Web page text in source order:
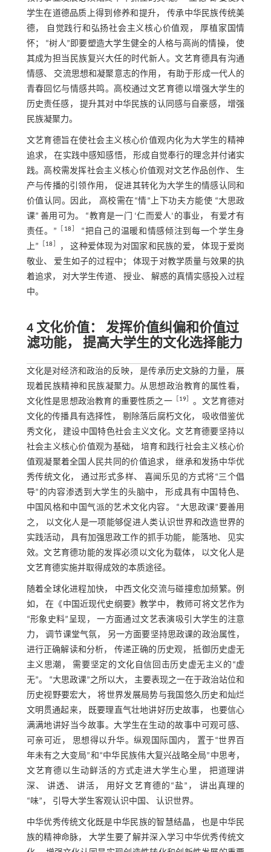
学生在道德品质上得到修养和提升， 传承中华民族传统美
德， 自觉践行和弘扬社会主义核心价值观， 厚植家国情
怀； “树人”即要塑造大学生健全的人格与高尚的情操， 使
其成为担当民族复兴大任的时代新人。文艺育德具有沟通
情感、 交流思想和凝聚意志的作用， 有助于形成一代人的
青春回忆与情感共鸣。高校通过文艺育德以增强大学生的
历史责任感， 提升其对中华民族的认同感与自豪感， 增强
民族凝聚力。
文艺育德旨在使社会主义核心价值观内化为大学生的精神
追求， 在实践中感知感悟， 形成自觉奉行的理念并付诸实
践。高校需发挥社会主义核心价值观对文艺作品创作、 生
产与传播的引领作用， 促进其转化为大学生的情感认同和
价值认同。因此， 高校需在“情”上下功夫方能使 “大思政
课” 善用可为。 “教育是一门 ‘仁而爱人’的事业， 有爱才有
责任。”
18
“把自己的温暖和情感倾注到每一个学生身
上”
18
， 这种爱体现为对国家和民族的爱， 体现于爱岗
敬业、 爱生如子的过程中； 体现于对教学质量与效果的执
着追求， 对大学生传道、 授业、 解惑的真情实感投入过程
中。
4 文化价值： 发挥价值纠偏和价值过
滤功能， 提高大学生的文化选择能力
文化是对经济和政治的反映， 是传承历史文脉的力量， 展
现着民族精神和民族凝聚力。从思想政治教育的属性看，
文化性是思想政治教育的重要性质之一［ 19
。文艺育德对
文化的传播具有选择性， 剔除落后腐朽文化， 吸收借鉴优
秀文化， 建设中国特色社会主义文化。文艺育德要坚持以
社会主义核心价值观为基础， 培育和践行社会主义核心价
值观凝聚着全国人民共同的价值追求， 继承和发扬中华优
秀传统文化， 通过形式多样、 喜闻乐见的方式将“三个倡
导”的内容渗透到大学生的头脑中， 形成具有中国特色、
中国风格和中国气派的艺术文化内容。 “大思政课”要善用
之， 以文化人是一项能够促进人类认识世界和改造世界的
实践活动， 具有加强思政工作的抓手功能， 能落地、 见实
效。文艺育德功能的发挥必须以文化为载体， 以文化人是
文艺育德实施并取得成效的本质途径。
随着全球化进程加快， 中西文化交流与碰撞愈加频繁。例
如， 在《中国近现代史纲要》教学中， 教师可将文艺作为
“形象史料”呈现， 一方面通过文艺表演吸引大学生的注意
力， 调节课堂气氛， 另一方面要坚持思政课的政治属性，
进行正确解读和分析， 传递正确的历史观， 抵御历史虚无
主义思潮， 需要坚定的文化自信回击历史虚无主义的“虚
无”。 “大思政课”之所以大， 主要表现之一在于政治站位和
历史视野要宏大， 将世界发展局势与我国悠久历史和灿烂
文明贯通起来， 既要理直气壮地讲好历史故事， 也要信心
满满地讲好当今故事。大学生在生动的故事中可观可感、
可亲可近， 思想得以升华。纵观国际国内， 置于“世界百
年未有之大变局”和“中华民族伟大复兴战略全局”中思考，
文艺育德以生动鲜活的方式走进大学生心里， 把道理讲
深、 讲透、 讲活， 用好文艺育德的“盐”， 讲出真理的
“味”， 引导大学生客观认识中国、 认识世界。
中华优秀传统文化既是中华民族的智慧结晶， 也是中华民
族的精神命脉， 大学生要了解并深入学习中华优秀传统文